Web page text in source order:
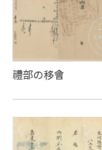
​禮部の移會